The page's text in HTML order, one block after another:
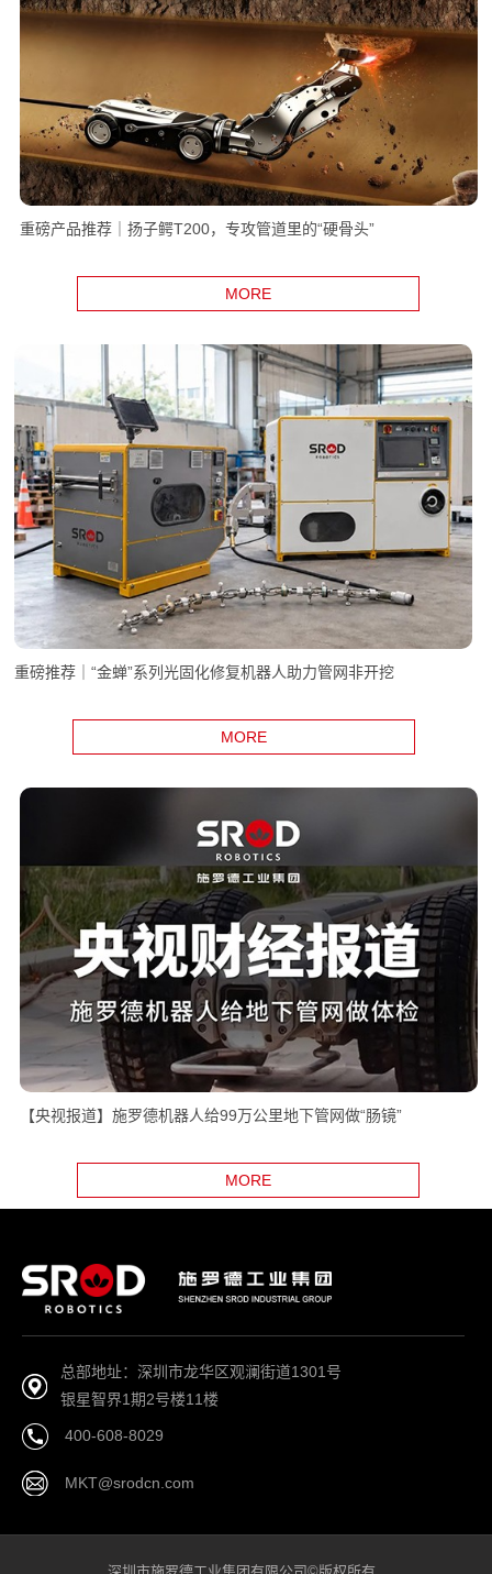
重磅产品推荐｜扬子鳄T200，专攻管道里的“硬骨头”
MORE
重磅推荐｜“金蝉”系列光固化修复机器人助力管网非开挖
MORE
【央视报道】施罗德机器人给99万公里地下管网做“肠镜”
MORE
总部地址：深圳市龙华区观澜街道1301号
银星智界1期2号楼11楼
400-608-8029
MKT@srodcn.com